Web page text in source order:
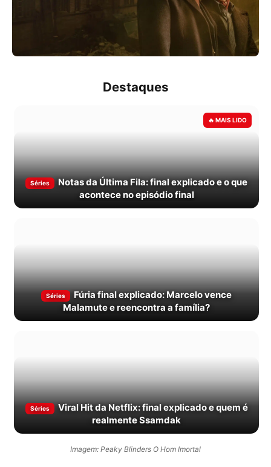
Destaques
Séries
Notas da Última Fila: final explicado e o que
acontece no episódio final
Séries
Fúria final explicado: Marcelo vence
Malamute e reencontra a família?
Séries
Viral Hit da Netflix: final explicado e quem é
realmente Ssamdak
Imagem: Peaky Blinders O Hom Imortal